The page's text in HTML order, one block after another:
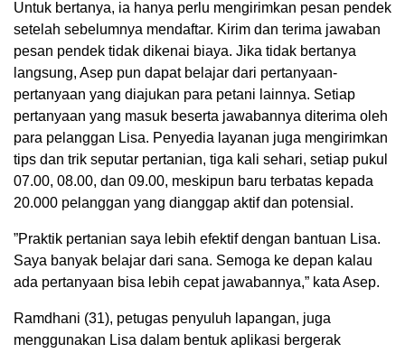
Untuk bertanya, ia hanya perlu mengirimkan pesan pendek
setelah sebelumnya mendaftar. Kirim dan terima jawaban
pesan pendek tidak dikenai biaya. Jika tidak bertanya
langsung, Asep pun dapat belajar dari pertanyaan-
pertanyaan yang diajukan para petani lainnya. Setiap
pertanyaan yang masuk beserta jawabannya diterima oleh
para pelanggan Lisa. Penyedia layanan juga mengirimkan
tips dan trik seputar pertanian, tiga kali sehari, setiap pukul
07.00, 08.00, dan 09.00, meskipun baru terbatas kepada
20.000 pelanggan yang dianggap aktif dan potensial.
”Praktik pertanian saya lebih efektif dengan bantuan Lisa.
Saya banyak belajar dari sana. Semoga ke depan kalau
ada pertanyaan bisa lebih cepat jawabannya,” kata Asep.
Ramdhani (31), petugas penyuluh lapangan, juga
menggunakan Lisa dalam bentuk aplikasi bergerak